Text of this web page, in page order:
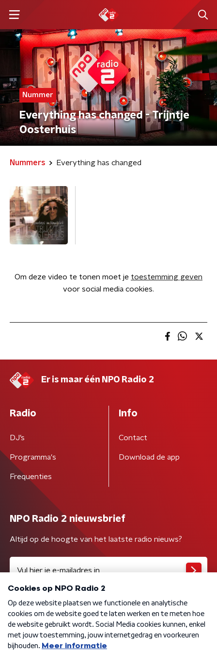
Nummer
Everything has changed - Trijntje
Oosterhuis
Nummers Everything has changed
Om deze video te tonen moet je toestemming geven
voor social media cookies.
Er is maar één NPO Radio 2
Radio
DJ’s
Programma's
Frequenties
Info
Contact
Download de app
NPO Radio 2 nieuwsbrief
Altijd op de hoogte van het laatste radio nieuws?
Algemene voorwaarden